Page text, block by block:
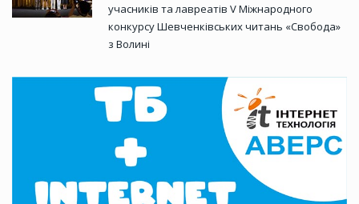
учасників та лавреатів V Міжнародного
конкурсу Шевченківських читань «Свобода»
з Волині